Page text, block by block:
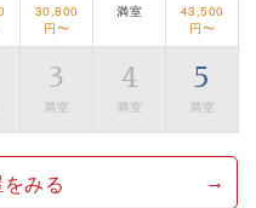
30,800
円〜
満室
43,500
円〜
3
満室
4
満室
5
満室
みる